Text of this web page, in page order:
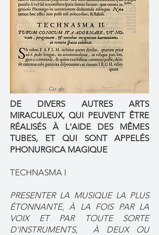
DE DIVERS AUTRES ARTS
MIRACULEUX, QUI PEUVENT ÊTRE
RÉALISÉS À L'AIDE DES MÊMES
TUBES, ET QUI SONT APPELÉS
PHONURGICA MAGIQUE
TECHNASMA I
PRESENTER LA MUSIQUE LA PLUS
ÉTONNANTE, À LA FOIS PAR LA
VOIX ET PAR TOUTE SORTE
D'INSTRUMENTS, À DEUX OU